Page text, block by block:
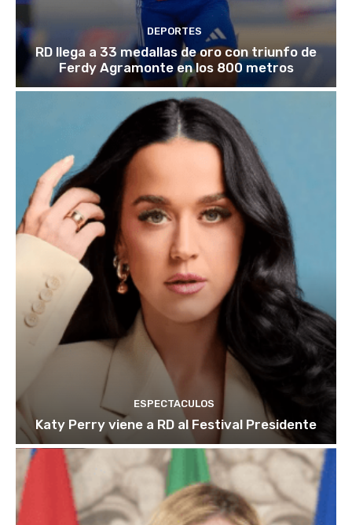
DEPORTES
RD llega a 33 medallas de oro con triunfo de
Ferdy Agramonte en los 800 metros
ESPECTACULOS
Katy Perry viene a RD al Festival Presidente